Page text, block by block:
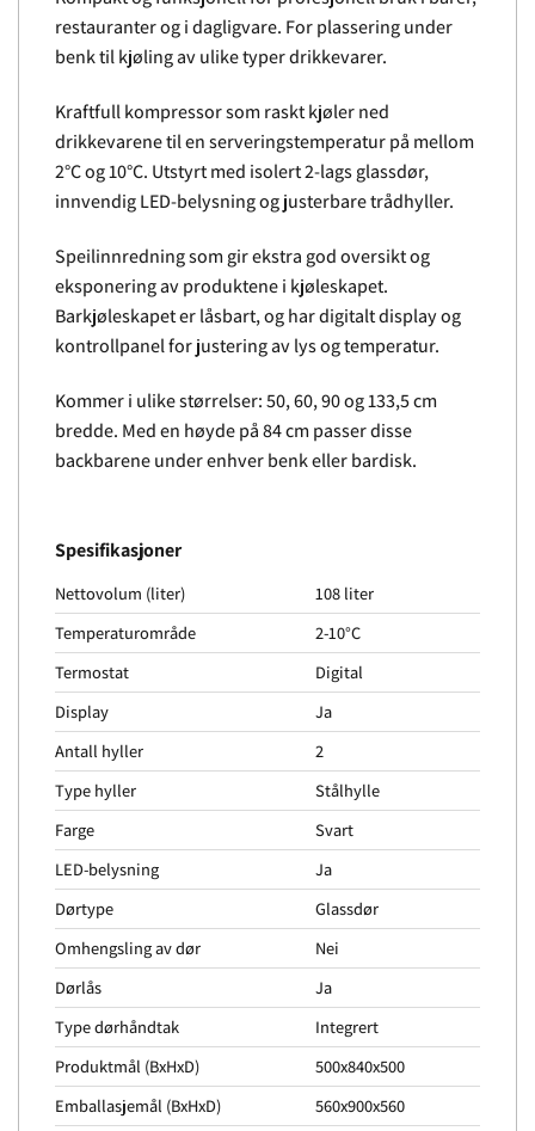
restauranter og i dagligvare. For plassering under
benk til kjøling av ulike typer drikkevarer.
Kraftfull kompressor som raskt kjøler ned
drikkevarene til en serveringstemperatur på mellom
2°C og 10°C. Utstyrt med isolert 2-lags glassdør,
innvendig LED-belysning og justerbare trådhyller.
Speilinnredning som gir ekstra god oversikt og
eksponering av produktene i kjøleskapet.
Barkjøleskapet er låsbart, og har digitalt display og
kontrollpanel for justering av lys og temperatur.
Kommer i ulike størrelser: 50, 60, 90 og 133,5 cm
bredde. Med en høyde på 84 cm passer disse
backbarene under enhver benk eller bardisk.
Spesifikasjoner
Nettovolum (liter)
108 liter
Temperaturområde
2-10°C
Termostat
Digital
Display
Ja
Antall hyller
2
Type hyller
Stålhylle
Farge
Svart
LED-belysning
Ja
Dørtype
Glassdør
Omhengsling av dør
Nei
Dørlås
Ja
Type dørhåndtak
Integrert
Produktmål (BxHxD)
500x840x500
Emballasjemål (BxHxD)
560x900x560